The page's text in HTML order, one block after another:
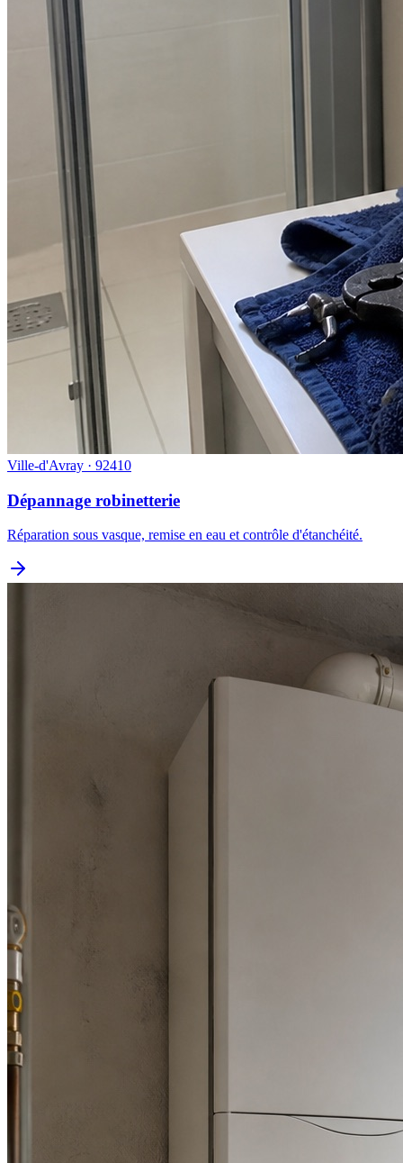
Ville-d'Avray · 92410
Dépannage robinetterie
Réparation sous vasque, remise en eau et contrôle d'étanchéité.